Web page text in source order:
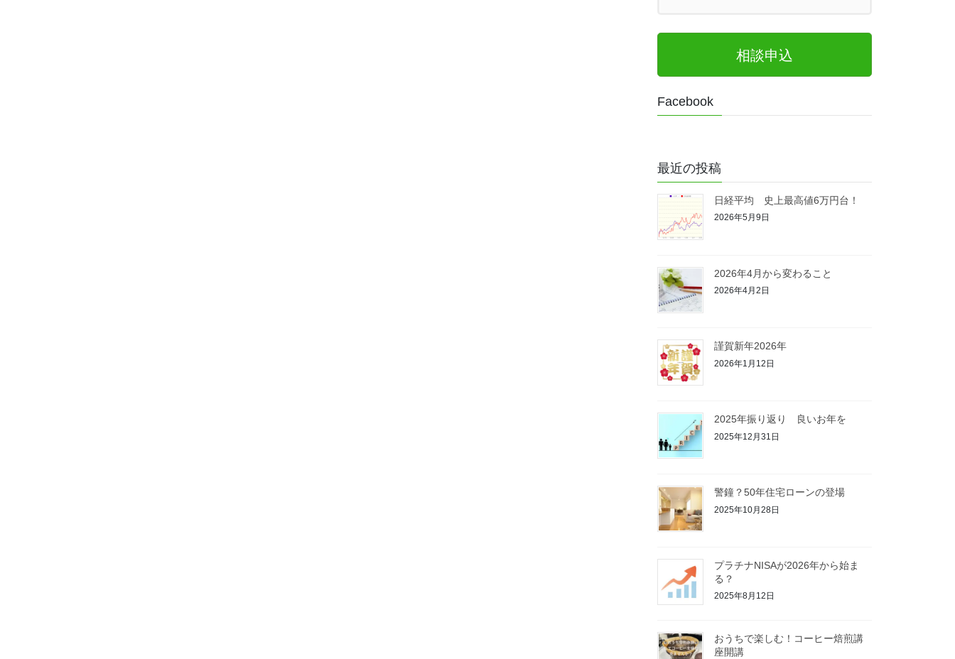
相談申込
Facebook
最近の投稿
日経平均 史上最高値6万円台！
2026年5月9日
2026年4月から変わること
2026年4月2日
謹賀新年2026年
2026年1月12日
2025年振り返り 良いお年を
2025年12月31日
警鐘？50年住宅ローンの登場
2025年10月28日
プラチナNISAが2026年から始ま
る？
2025年8月12日
おうちで楽しむ！コーヒー焙煎講
座開講